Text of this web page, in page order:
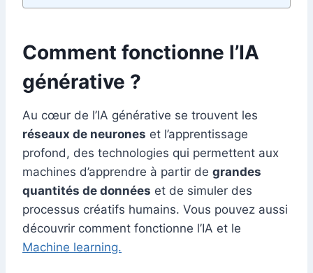
Comment fonctionne l’IA
générative ?
Au cœur de l’IA générative se trouvent les
réseaux de neurones et l’apprentissage
profond, des technologies qui permettent aux
machines d’apprendre à partir de grandes
quantités de données et de simuler des
processus créatifs humains. Vous pouvez aussi
découvrir comment fonctionne l’IA et le
Machine learning.